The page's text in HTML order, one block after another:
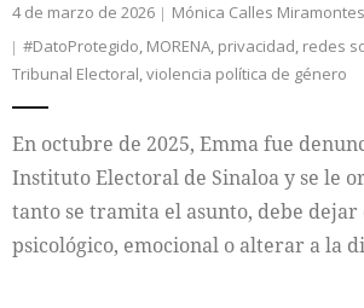
4 de marzo de 2026 Mónica Calles Miramontes
#DatoProtegido, MORENA, privacidad, redes
Tribunal Electoral,violencia política de género
En octubre de 2025, Emma fue
Instituto Electoral de Sinaloa y se le
tanto se tramita el asunto, debe
psicológico, emocional o alterar a la